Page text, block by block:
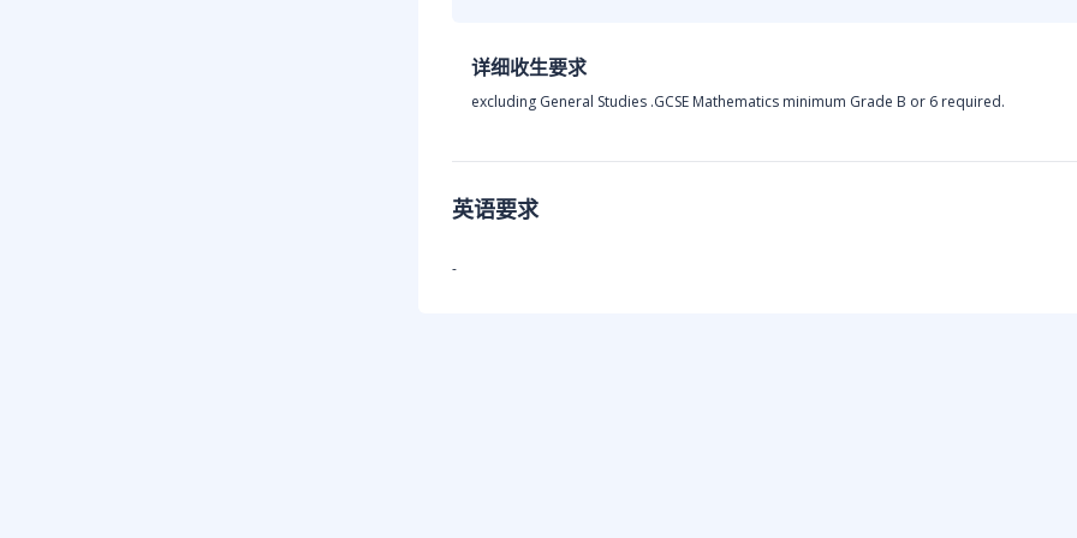
详细收生要求
excluding General Studies .GCSE Mathematics minimum Grade B or 6 required.
英语要求
-